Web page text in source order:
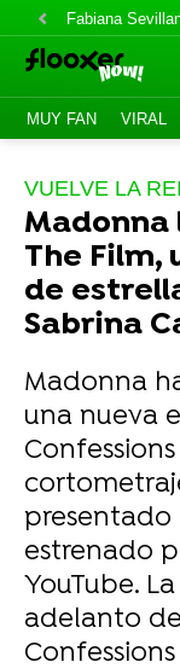
Fabiana
MUY FAN VIRAL
VUELVE LA
Madonna
The Film,
de
Sabrina
Madonna
una nueva
presentado
estrenado
YouTube.
adelanto